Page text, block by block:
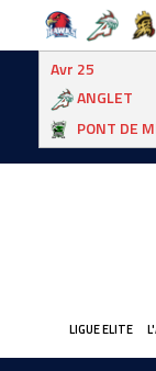
Avr 25
ANGLET
PONT DE
LIGUE ELITE